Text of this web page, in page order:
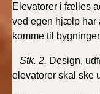
BR18 (17/9 -
BR18 (1/7 -
Elevatorer i fælles
ved egen hjælp har
komme til
Stk. 2. Design,
elevatorer skal ske